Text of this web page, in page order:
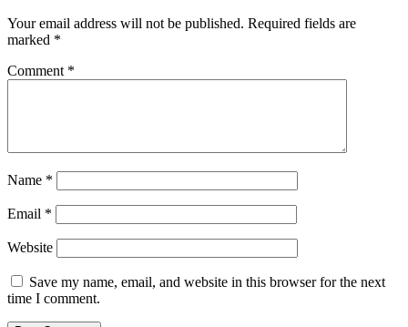
Your email address will not be published. Required fields are
marked *
Comment *
Name *
Email *
Website
Save my name, email, and website in this browser for the next
time I comment.